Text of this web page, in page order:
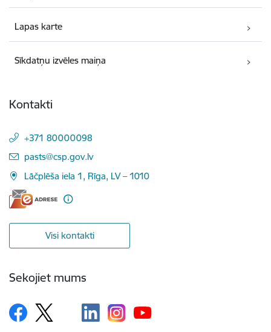
Lapas karte
Sīkdatņu izvēles maiņa
Kontakti
+371 80000098
E-pasts:
pasts@csp.gov.lv
Lāčplēša iela 1, Rīga, LV – 1010
Visi kontakti
Sekojiet mums